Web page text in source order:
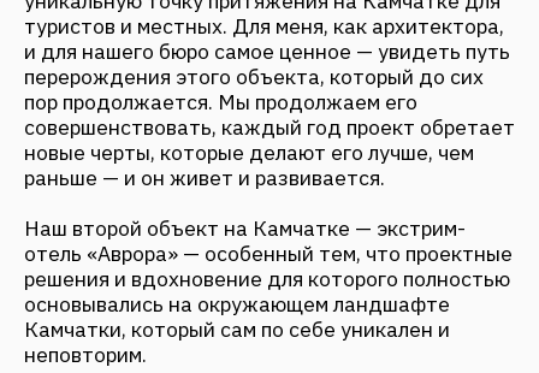
Почему вы решили проектировать именно
туристические объекты?
Изначально у меня не было цели проектировать
именно отели. Но я всегда мечтала работать с
большими природными территориями. Это
понимание у меня возникло еще с
университетских времен, я знала, что с городом
мне будет не так интересно работать.
И когда я пришла в FANTALIS, у меня была четкая
позиция, что мы не просто создаем отели, мы
проектируем именно природные территории.
Потому что по-другому невозможно: мы
работаем с живой природой, и, как правило, с
уникальными ландшафтами, поэтому проект не
ограничивается лишь концепцией и
строительством отеля. Объект интегрируется в